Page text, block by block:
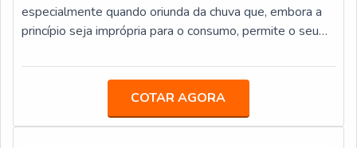
soluções sustentáveis que proporcionem retorno
atrativo a seus consumidores representa o principal
objetivo da companhia.Mais importante do que as
comercializações em si, poder contar com um trabalho de
conscientização e repasse de conhecimento e conteúdo
sobre a água, suas propriedades, tecnologias e soluções
é extremamente relevante. É neste ponto que a
especialmente quando oriunda da chuva que, embora a
princípio seja imprópria para o consumo, permite o seu
TRATAMENTO GARANTE DIVERSOS PONTOS
composto de equipamentos especiais e específicos para
a descontaminação, sobretudo quando é coletada após
COTAR AGORA